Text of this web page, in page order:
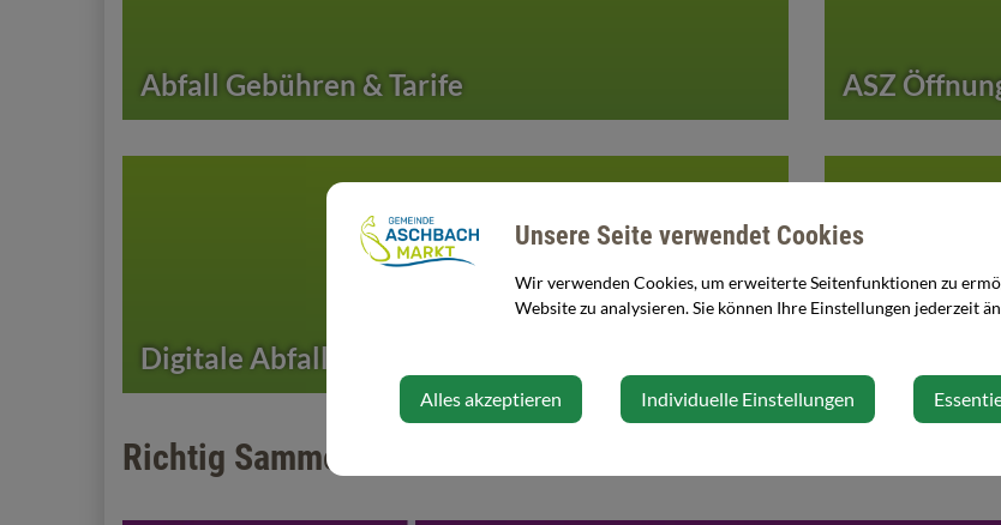
Abfall Gebühren & Tarife
Digitale Abfallberaterin
ASZ
Richtig Sammeln:
Unsere Seite verwendet Cookies
Wir verwenden Cookies, um erweiterte Seitenfunktionen zu
Website zu analysieren. Sie können Ihre Einstellungen jederzeit
Alles akzeptieren Individuelle Einstellungen